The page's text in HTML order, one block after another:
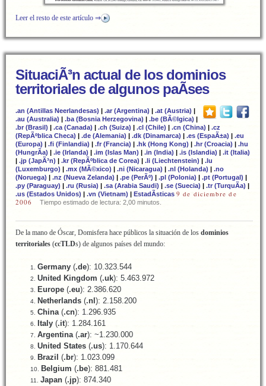
Leer el resto de este artículo ⇒
SituaciÃ³n actual de los dominios
territoriales de algunos paÃ­ses
.an (Antillas Neerlandesas) | .ar (Argentina) | .at (Austria) |
.au (Australia) | .ba (Bosnia Herzegovina) | .be (BÃ©lgica) |
.br (Brasil) | .ca (Canada) | .ch (Suiza) | .cl (Chile) | .cn (China) | .cz
(RepÃºblica Checa) | .de (Alemania) | .dk (Dinamarca) | .es (EspaÃ±a) | .eu
(Europa) | .fi (Finlandia) | .fr (Francia) | .hk (Hong Kong) | .hr (Croacia) | .hu
(HungrÃ­a) | .ie (Irlanda) | .im (Islas Man) | .in (India) | .is (Islandia) | .it (Italia)
| .jp (JapÃ³n) | .kr (RepÃºblica de Corea) | .li (Liechtenstein) | .lu
(Luxemburgo) | .mx (MÃ©xico) | .ni (Nicaragua) | .nl (Holanda) | .no
(Noruega) | .nz (Nueva Zelanda) | .pe (PerÃº) | .pl (Polonia) | .pt (Portugal) |
.py (Paraguay) | .ru (Rusia) | .sa (Arabia Saudi) | .se (Suecia) | .tr (TurquÃ­a) |
.us (Estados Unidos) | .vn (Vietnam) | EstadÃ­sticas 9 de diciembre de
2006
Tiempo estimado de lectura: 2,00 minutos.
De la mano de Óscar, Domisfera hace públicos la situación de los dominios
territoriales (ccTLDs) de algunos países del mundo:
Germany (.de): 10.323.544
United Kingdom (.uk): 5.463.972
Europe (.eu): 2.386.620
Netherlands (.nl ): 2.158.200
China(.cn): 1.296.935
Italy (.it): 1.284.161
Argentina(.ar): ~1.230.000
United States (.us): 1.170.644
Brazil (.br): 1.023.099
Belgium (.be): 881.481
Japan (.jp): 874.340